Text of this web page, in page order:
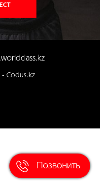
- Codus.kz
Позвонить